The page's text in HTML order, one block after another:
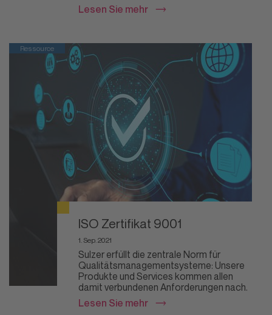
Lesen Sie mehr
Ressource
ISO Zertifikat 9001
1. Sep. 2021
Sulzer erfüllt die zentrale Norm für
Qualitätsmanagementsysteme: Unsere
Produkte und Services kommen allen
damit verbundenen Anforderungen nach.
Lesen Sie mehr